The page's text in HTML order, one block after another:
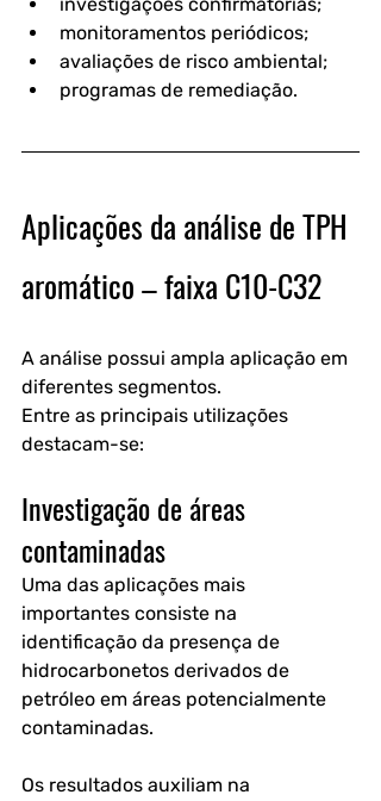
monitoramentos periódicos;
avaliações de risco ambiental;
programas de remediação.
Aplicações da análise de TPH
aromático – faixa C10-C32
A análise possui ampla aplicação em
diferentes segmentos.
Entre as principais utilizações
destacam-se:
Investigação de áreas
contaminadas
Uma das aplicações mais
importantes consiste na
identificação da presença de
hidrocarbonetos derivados de
petróleo em áreas potencialmente
contaminadas.
Os resultados auxiliam na